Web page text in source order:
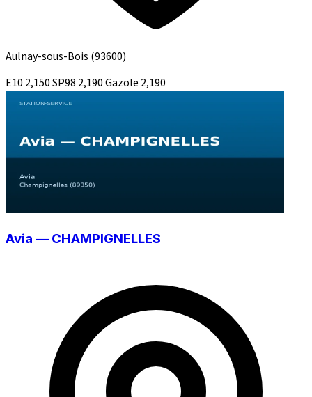
Aulnay-sous-Bois (93600)
E10 2,150SP98 2,190Gazole 2,190
Avia — CHAMPIGNELLES